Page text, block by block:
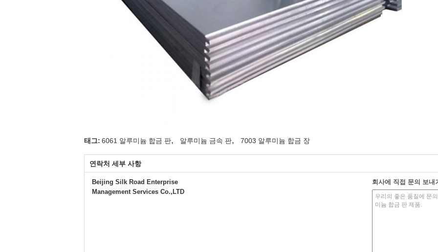
태그: 6061 알루미늄 합금 판, 알루미늄 금속 판, 7003 알루미늄 합금 장
연락처 세부 사항
Beijing Silk Road Enterprise
Management Services Co.,LTD
회사에 직접 문의 보내